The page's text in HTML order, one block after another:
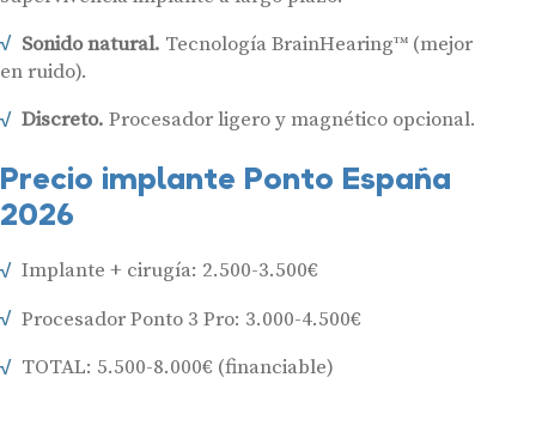
Sonido natural. Tecnología BrainHearing™ (mejor
en ruido).
Discreto. Procesador ligero y magnético opcional.
Precio implante Ponto España
2026
Implante + cirugía: 2.500-3.500€
Procesador Ponto 3 Pro: 3.000-4.500€
TOTAL: 5.500-8.000€ (financiable)